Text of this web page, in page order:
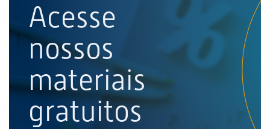
Acesse
nossos
materiais
gratuitos